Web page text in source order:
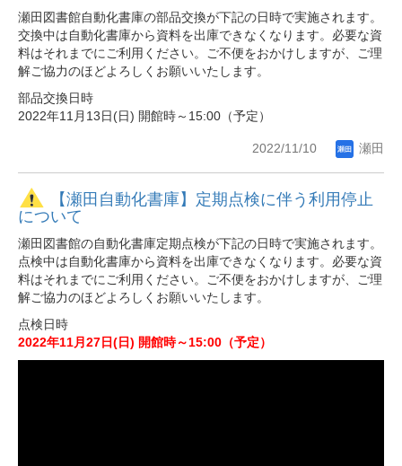
瀬田図書館自動化書庫の部品交換が下記の日時で実施されます。
交換中は自動化書庫から資料を出庫できなくなります。必要な資
料はそれまでにご利用ください。ご不便をおかけしますが、ご理
解ご協力のほどよろしくお願いいたします。
部品交換日時
2022年11月13日(日) 開館時～15:00（予定）
2022/11/10 瀬田
【瀬田自動化書庫】定期点検に伴う利用停止
について
瀬田図書館の自動化書庫定期点検が下記の日時で実施されます。
点検中は自動化書庫から資料を出庫できなくなります。必要な資
料はそれまでにご利用ください。ご不便をおかけしますが、ご理
解ご協力のほどよろしくお願いいたします。
点検日時
2022年11月27日(日) 開館時～15:00（予定）